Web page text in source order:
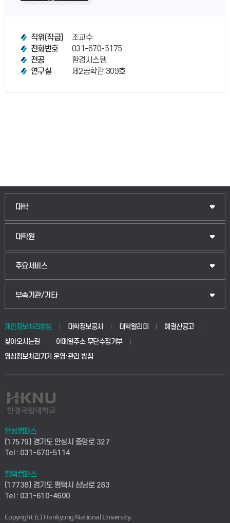
직위(직급)
조교수
전화번호
031-670-5175
전공
환경시스템
연구실
제2공학관 309호
대학
인문융합공공인재학부
법경영학부
생명공학부
사회안전시스템공학부
컴퓨터응용수학부
ICT로봇기계공학부
전자전기공학부
대학원
일반대학원
산업대학원
공공정책대학원
교육대학원
주요서비스
입학안내
웹메일
학사시스템(전문학사 및 전공심화)
사이버캠퍼스(전문학사 및 전공심화)
시설바로처리서비스
연구실안전관리시스템
산학연구관리시스템
부속기관/기타
중앙도서관
학생생활관(안성)
산학협력단
취업지원센터
창업지원센터
현장실습지원센터
개인정보처리방침 대학정보공시 대학알리미
예결산공고
찾아오시는길
이메일주소 무단수집거부
영상정보처리기기 운영·관리 방침
안성캠퍼스
(17579) 경기도 안성시 중앙로 327
Tel : 031-670-5114
평택캠퍼스
(17738) 경기도 평택시 삼남로 283
Tel : 031-610-4600
Copyright (c) Hankyong National University.